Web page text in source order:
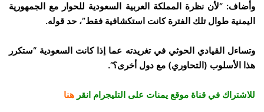
وأضاف: “لأن نظرة المملكة العربية السعودية للحوار مع الجمهورية
اليمنية طوال تلك الفترة كانت استكشافية فقط”، حد قوله.
وتساءل القيادي الحوثي في تغريدته عما إذا كانت السعودية “ستكرر
هذا الأسلوب (التحاوري) مع دول أخرى؟”.
للاشتراك في قناة موقع يمنات على التليجرام انقر هنا